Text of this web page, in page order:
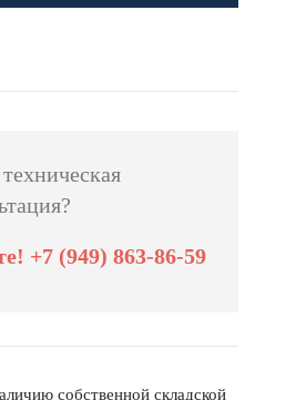
+7 (949) 863-86-59
собственной складской